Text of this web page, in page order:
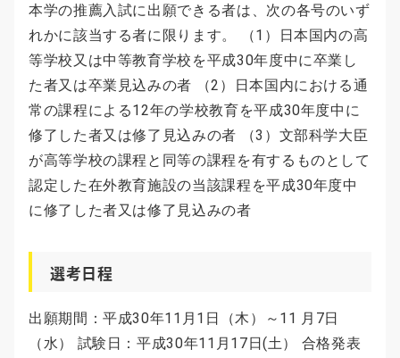
本学の推薦入試に出願できる者は、次の各号のいず
れかに該当する者に限ります。 （1）日本国内の高
等学校又は中等教育学校を平成30年度中に卒業し
た者又は卒業見込みの者 （2）日本国内における通
常の課程による12年の学校教育を平成30年度中に
修了した者又は修了見込みの者 （3）文部科学大臣
が高等学校の課程と同等の課程を有するものとして
認定した在外教育施設の当該課程を平成30年度中
に修了した者又は修了見込みの者
選考日程
出願期間：平成30年11月1日（木）～11 月7日
（水） 試験日：平成30年11月17日(土） 合格発表